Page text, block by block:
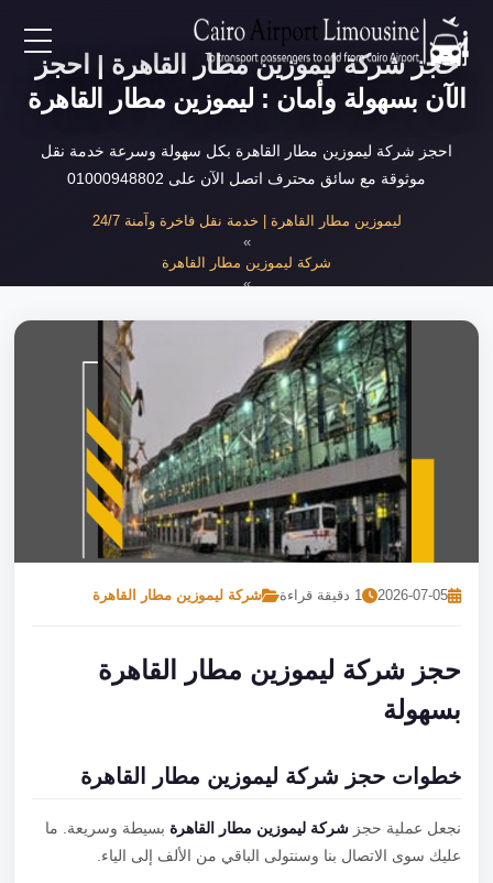
EN
خدمات المطار
نحن
حجز شركة ليموزين مطار القاهرة | احجز
الآن بسهولة وأمان : ليموزين مطار القاهرة
احجز شركة ليموزين مطار القاهرة بكل سهولة وسرعة خدمة نقل
موثوقة مع سائق محترف اتصل الآن على 01000948802
ليموزين مطار القاهرة | خدمة نقل فاخرة وآمنة 24/7
شركة ليموزين مطار القاهرة
»
2026-07-05 1 دقيقة قراءة شركة ليموزين مطار القاهرة
حجز شركة ليموزين مطار القاهرة
بسهولة
خطوات حجز شركة ليموزين مطار القاهرة
نجعل عملية حجزشركة ليموزين مطار القاهرةبسيطة وسريعة. ما
عليك سوى الاتصال بنا وسنتولى الباقي من الألف إلى الياء.